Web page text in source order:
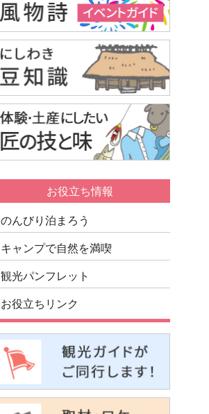
お役立ち情報
のんびり泊まろう
キャンプで自然を満喫
観光パンフレット
お役立ちリンク